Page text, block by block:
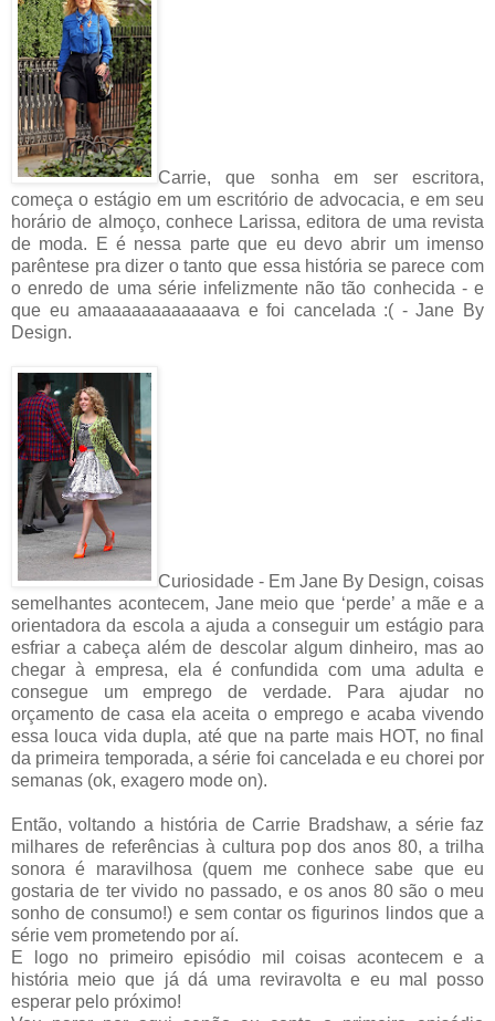
Carrie, que sonha em ser escritora,
começa o estágio em um escritório de advocacia, e em seu
horário de almoço, conhece Larissa, editora de uma revista
de moda. E é nessa parte que eu devo abrir um imenso
parêntese pra dizer o tanto que essa história se parece com
o enredo de uma série infelizmente não tão conhecida - e
que eu amaaaaaaaaaaaava e foi cancelada :( - Jane By
Design.
Curiosidade - Em Jane By Design, coisas
semelhantes acontecem, Jane meio que ‘perde’ a mãe e a
orientadora da escola a ajuda a conseguir um estágio para
esfriar a cabeça além de descolar algum dinheiro, mas ao
chegar à empresa, ela é confundida com uma adulta e
consegue um emprego de verdade. Para ajudar no
orçamento de casa ela aceita o emprego e acaba vivendo
essa louca vida dupla, até que na parte mais HOT, no final
da primeira temporada, a série foi cancelada e eu chorei por
semanas (ok, exagero mode on).
Então, voltando a história de Carrie Bradshaw, a série faz
milhares de referências à cultura pop dos anos 80, a trilha
sonora é maravilhosa (quem me conhece sabe que eu
gostaria de ter vivido no passado, e os anos 80 são o meu
sonho de consumo!) e sem contar os figurinos lindos que a
série vem prometendo por aí.
E logo no primeiro episódio mil coisas acontecem e a
história meio que já dá uma reviravolta e eu mal posso
esperar pelo próximo!